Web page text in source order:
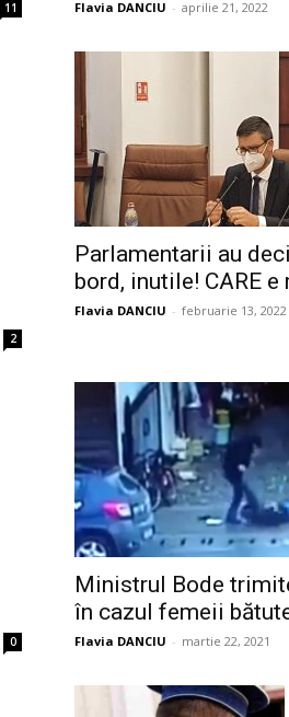
11 Flavia DANCIU - aprilie 21, 2022
2
Parlamentarii au
bord, inutile! CARE
Flavia DANCIU - februarie 13, 2022
0
Ministrul Bode
în cazul femeii
Flavia DANCIU - martie 22, 2021